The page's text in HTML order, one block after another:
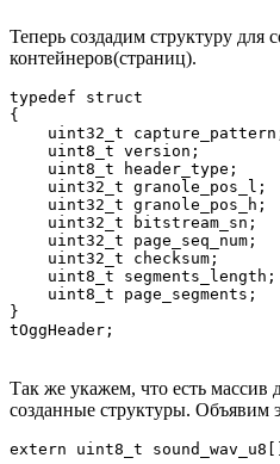
Теперь создадим структуру для
контейнеров(страниц).
typedef struct
{
uint32_t
    uint8_t version;
    uint8_t header_type;
    uint32_t granole_pos_l;
    uint32_t granole_pos_h;
    uint32_t bitstream_sn;
    uint32_t page_seq_num;
    uint32_t checksum;
    uint8_t segments_length;
    uint8_t page_segments;
}
tOggHeader;
Так же укажем, что есть
созданные структуры. Объявим
extern uint8_t